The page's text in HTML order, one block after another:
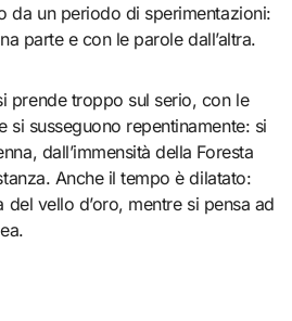
da un periodo di sperimentazioni:
parte e con le parole dall’altra.
prende troppo sul serio, con le
si susseguono repentinamente: si
dall’immensità della Foresta
Anche il tempo è dilatato:
del vello d’oro, mentre si pensa ad